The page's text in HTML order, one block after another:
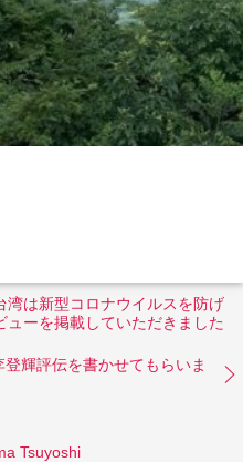
は新型コロナウイルスを防げ
ーを掲載していただきました
輝評伝を書かせてもらいま
Tsuyoshi